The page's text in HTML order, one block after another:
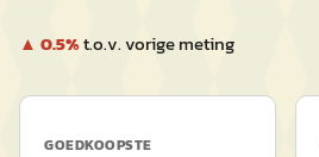
▲ 0.5%t.o.v. vorige meting
GOEDKOOPSTE